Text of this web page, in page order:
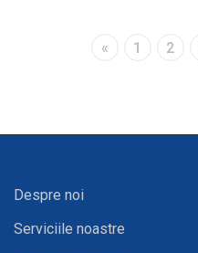
« 1 2
Despre noi
Serviciile noastre